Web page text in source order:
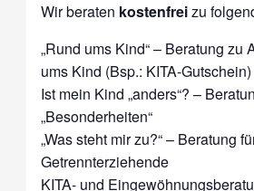
Wir beraten kostenfreizu
„Rund ums Kind“ – Beratung zu
ums Kind (Bsp.: KITA-Gutschein)
Ist mein Kind „anders“? –
„Besonderheiten“
„Was steht mir zu?“ – Beratung
Getrennterziehende
KITA- und